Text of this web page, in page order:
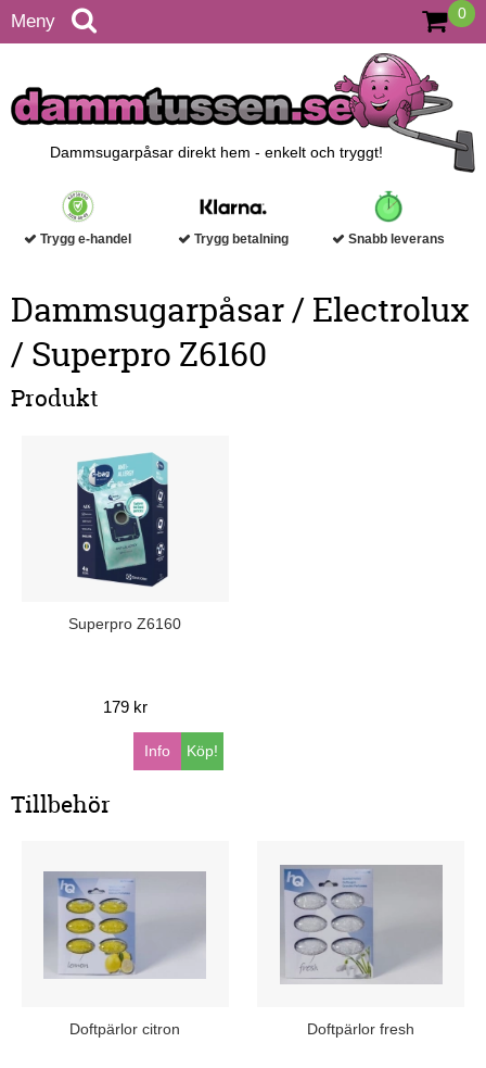
Meny 0
Dammsugarpåsar direkt hem - enkelt och tryggt!
Trygg e-handel Trygg betalning Snabb leverans
Dammsugarpåsar / Electrolux
/ Superpro Z6160
Produkt
Superpro Z6160
179 kr
Köp!
Info
Tillbehör
Doftpärlor citron Doftpärlor fresh